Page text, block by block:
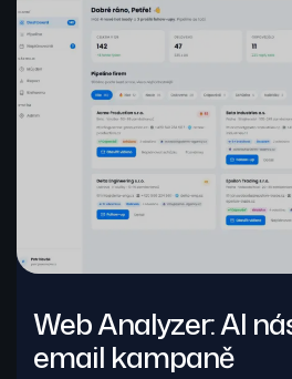
Web Analyzer: AI
email kampaně